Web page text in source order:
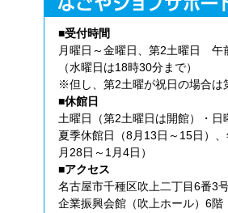
■受付時間
月曜日～金曜日、第2土曜日 午
（水曜日は18時30分まで）
※但し、第2土曜が祝日の場合は
■休館日
土曜日（第2土曜日は開館）・日
夏季休館日（8月13日～15日）
月28日～1月4日）
■アクセス
名古屋市千種区吹上二丁目6番3
企業振興会館（吹上ホール）6階